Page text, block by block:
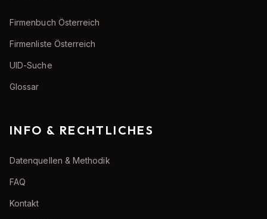
Firmenbuch Österreich
Firmenliste Österreich
UID-Suche
Glossar
INFO & RECHTLICHES
Datenquellen & Methodik
FAQ
Kontakt